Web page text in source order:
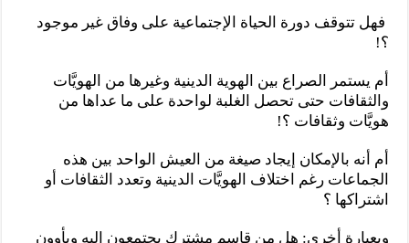
فهل تتوقف دورة الحياة الإجتماعية على وفاق غير موجود
؟!
أم يستمر الصراع بين الهوية الدينية وغيرها من الهويَّات
والثقافات حتى تحصل الغلبة لواحدة على ما عداها من
هويَّات وثقافات ؟!
أم أنه بالإمكان إيجاد صيغة من العيش الواحد بين هذه
الجماعات رغم اختلاف الهويَّات الدينية وتعدد الثقافات أو
اشتراكها ؟
وبعبارة أخرى: هل من قاسم مشترك يجتمعون اليه ويأوون